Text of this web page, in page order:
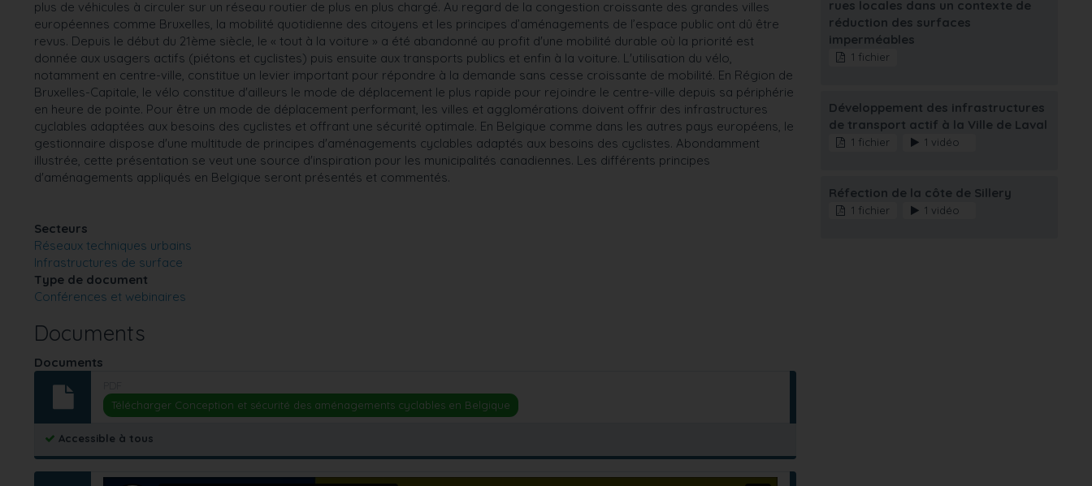
plus de véhicules à circuler sur un réseau routier de plus en plus chargé. Au regard de la congestion croissante des grandes villes
européennes comme Bruxelles, la mobilité quotidienne des citoyens et les principes d’aménagements de l’espace public ont dû être
revus. Depuis le début du 21ème siècle, le « tout à la voiture » a été abandonné au profit d'une mobilité durable où la priorité est
donnée aux usagers actifs (piétons et cyclistes) puis ensuite aux transports publics et enfin à la voiture. L'utilisation du vélo,
notamment en centre-ville, constitue un levier important pour répondre à la demande sans cesse croissante de mobilité. En Région de
Bruxelles-Capitale, le vélo constitue d'ailleurs le mode de déplacement le plus rapide pour rejoindre le centre-ville depuis sa périphérie
en heure de pointe. Pour être un mode de déplacement performant, les villes et agglomérations doivent offrir des infrastructures
cyclables adaptées aux besoins des cyclistes et offrant une sécurité optimale. En Belgique comme dans les autres pays européens, le
gestionnaire dispose d'une multitude de principes d'aménagements cyclables adaptés aux besoins des cyclistes. Abondamment
illustrée, cette présentation se veut une source d'inspiration pour les municipalités canadiennes. Les différents principes
d'aménagements appliqués en Belgique seront présentés et commentés.
Secteurs
Réseaux techniques urbains
Infrastructures de surface
Type de document
Conférences et webinaires
Documents
Documents
Télécharger Conception et sécurité des aménagements cyclables en Belgique
Accessible à tous
rues locales dans un contexte de
réduction des surfaces
imperméables
1 fichier
Développement des infrastructures
de transport actif à la Ville de Laval
1 fichier 1 vidéo
Réfection de la côte de Sillery
1 fichier 1 vidéo